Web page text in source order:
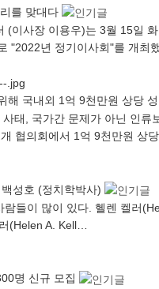
를 맞대다
이사장 이용우)는 3월 15일
"2022년 정기이사회"를 개
해 국내외 1억 9천만원 상당
태, 국가간 문제가 아닌 인류
협의회에서 1억 9천만원 상
성호 (정치학박사)
들이 많이 있다. 헬렌 켈러
(Helen A. Kell…
명 신규 모집